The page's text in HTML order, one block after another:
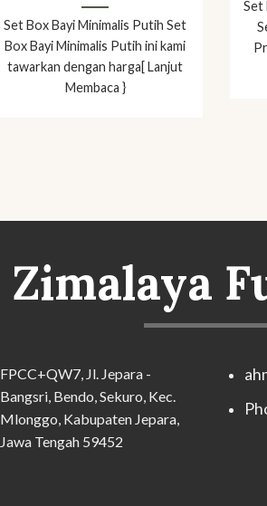
Set Box Bayi Minimalis Putih Set
Box Bayi Minimalis Putih ini kami
tawarkan dengan harga[ Lanjut
Membaca }
Set
Zimalaya
FPCC+QW7, Jl. Jepara -
Bangsri, Bendo, Sekuro, Kec.
Mlonggo, Kabupaten Jepara,
Jawa Tengah 59452